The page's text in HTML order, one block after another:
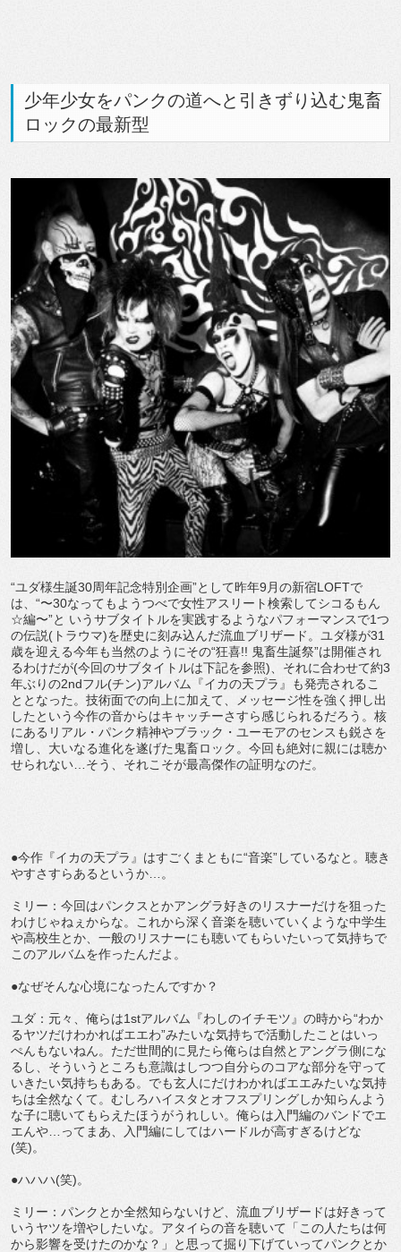
少年少女をパンクの道へと引きずり込む鬼畜
ロックの最新型
“ユダ様生誕30周年記念特別企画”として昨年9月の新宿LOFTで
は、“〜30なってもようつべで女性アスリート検索してシコるもん
☆編〜”と いうサブタイトルを実践するようなパフォーマンスで1つ
の伝説(トラウマ)を歴史に刻み込んだ流血ブリザード。ユダ様が31
歳を迎える今年も当然のようにその“狂喜!! 鬼畜生誕祭”は開催され
るわけだが(今回のサブタイトルは下記を参照)、それに合わせて約3
年ぶりの2ndフル(チン)アルバム『イカの天プラ』も発売されるこ
ととなった。技術面での向上に加えて、メッセージ性を強く押し出
したという今作の音からはキャッチーさすら感じられるだろう。核
にあるリアル・パンク精神やブラック・ユーモアのセンスも鋭さを
増し、大いなる進化を遂げた鬼畜ロック。今回も絶対に親には聴か
せられない…そう、それこそが最高傑作の証明なのだ。
●今作『イカの天プラ』はすごくまともに“音楽”しているなと。聴き
やすさすらあるというか…。
ミリー：今回はパンクスとかアングラ好きのリスナーだけを狙った
わけじゃねぇからな。これから深く音楽を聴いていくような中学生
や高校生とか、一般のリスナーにも聴いてもらいたいって気持ちで
このアルバムを作ったんだよ。
●なぜそんな心境になったんですか？
ユダ：元々、俺らは1stアルバム『わしのイチモツ』の時から“わか
るヤツだけわかればエエわ”みたいな気持ちで活動したことはいっ
ぺんもないねん。ただ世間的に見たら俺らは自然とアングラ側にな
るし、そういうところも意識はしつつ自分らのコアな部分を守って
いきたい気持ちもある。でも玄人にだけわかればエエみたいな気持
ちは全然なくて。むしろハイスタとオフスプリングしか知らんよう
な子に聴いてもらえたほうがうれしい。俺らは入門編のバンドでエ
エんや…ってまあ、入門編にしてはハードルが高すぎるけどな
(笑)。
●ハハハ(笑)。
ミリー：パンクとか全然知らないけど、流血ブリザードは好きって
いうヤツを増やしたいな。アタイらの音を聴いて「この人たちは何
から影響を受けたのかな？」と思って掘り下げていってパンクとか